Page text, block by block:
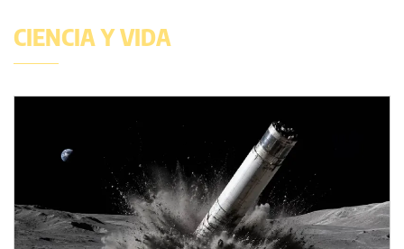
CIENCIA Y VIDA